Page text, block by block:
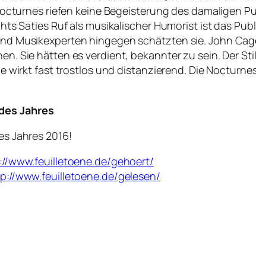
riefen keine Begeisterung des damaligen
Saties Ruf als musikalischer Humorist ist das
Musikexperten hingegen schätzten sie. John
Sie hätten es verdient, bekannter zu sein. Der
wirkt fast trostlos und distanzierend. Die
Jahres
Jahres 2016!
www.feuilletoene.de/gehoert/
www.feuilletoene.de/gelesen/